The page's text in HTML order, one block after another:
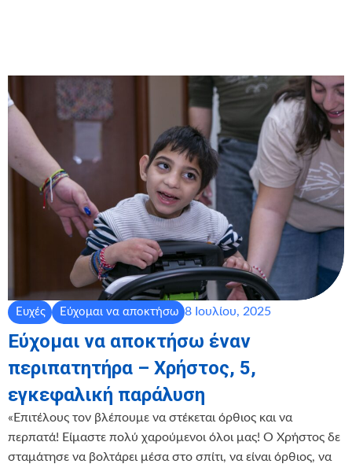
Ευχές Εύχομαι να αποκτήσω 8 Ιουλίου, 2025
Εύχομαι να αποκτήσω έναν
περιπατητήρα – Χρήστος, 5,
εγκεφαλική παράλυση
«Επιτέλους τον βλέπουμε να στέκεται όρθιος και να
περπατά! Είμαστε πολύ χαρούμενοι όλοι μας! Ο Χρήστος δε
σταμάτησε να βολτάρει μέσα στο σπίτι, να είναι όρθιος, να